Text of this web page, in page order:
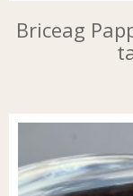
Briceag